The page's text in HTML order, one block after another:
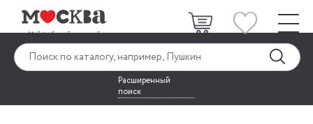
Расширенный
поиск